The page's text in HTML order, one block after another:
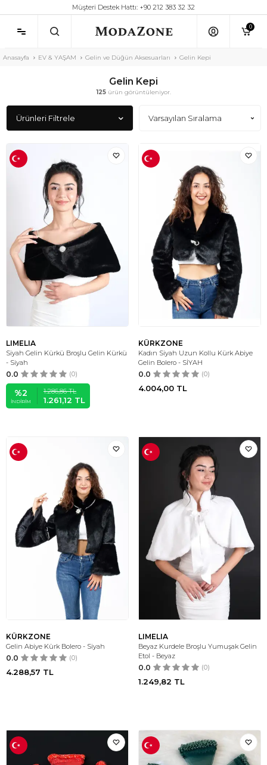
Müşteri Destek Hattı: +90 212 383 32 32
0
Anasayfa EV & YAŞAM Gelin ve Düğün Aksesuarları Gelin Kepi
Gelin Kepi
125ürün görüntüleniyor.
Ürünleri Filtrele
LIMELIA
Siyah Gelin Kürkü Broşlu Gelin Kürkü
- Siyah
0.0 (0)
%2
İNDIRIM
1.286,86TL
1.261,12 TL
KÜRKZONE
Kadın Siyah Uzun Kollu Kürk Abiye
Gelin Bolero - SİYAH
0.0 (0)
4.004,00 TL
KÜRKZONE
Gelin Abiye Kürk Bolero - Siyah
0.0 (0)
4.288,57 TL
LIMELIA
Beyaz Kurdele Broşlu Yumuşak Gelin
Etol - Beyaz
0.0 (0)
1.249,82 TL